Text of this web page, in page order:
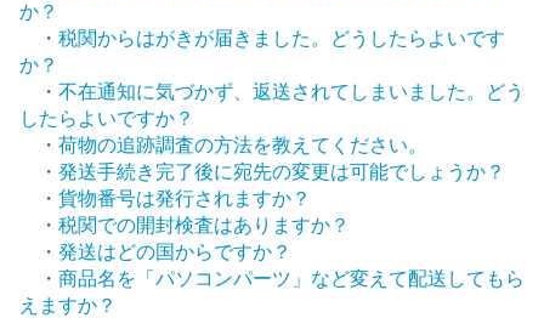
か？
・ 税関からはがきが届きました。どうしたらよいです
か？
・ 不在通知に気づかず、返送されてしまいました。どう
したらよいですか？
・ 荷物の追跡調査の方法を教えてください。
・ 発送手続き完了後に宛先の変更は可能でしょうか？
・ 貨物番号は発行されますか？
・ 税関での開封検査はありますか？
・ 発送はどの国からですか？
・ 商品名を「パソコンパーツ」など変えて配送してもら
えますか？